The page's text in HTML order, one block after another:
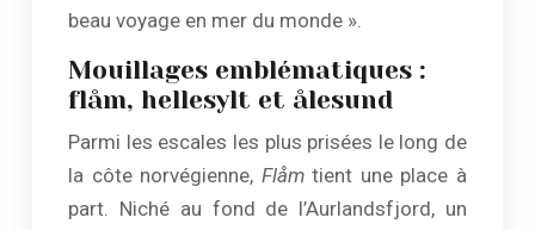
beau voyage en mer du monde ».
Mouillages emblématiques :
flåm, hellesylt et ålesund
Parmi les escales les plus prisées le long de
la côte norvégienne, Flåmtient une place à
part. Niché au fond de l’Aurlandsfjord, un